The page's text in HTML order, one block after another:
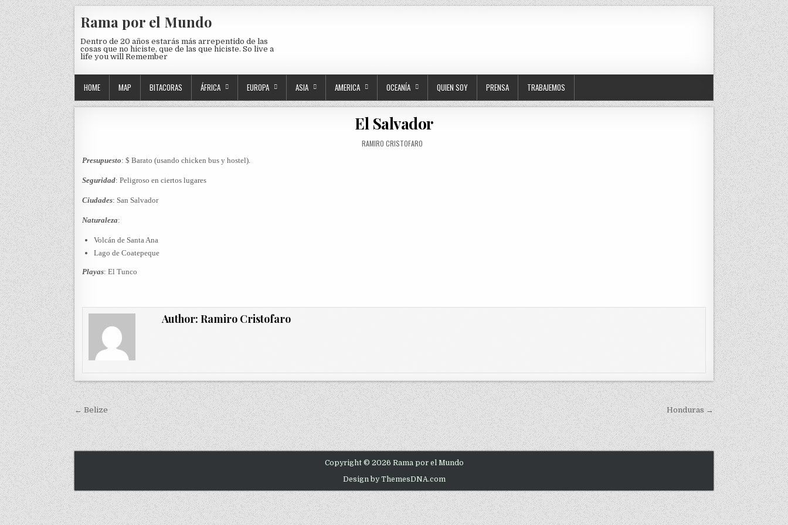
Skip to content
Rama por el Mundo
Dentro de 20 años estarás más arrepentido de las
cosas que no hiciste, que de las que hiciste. So live a
life you will Remember
HOME MAP BITACORAS ÁFRICA EUROPA ASIA AMERICA OCEANÍA QUIEN SOY PRENSA TRABAJEMOS
El Salvador
AUTHOR:
RAMIRO CRISTOFARO
Presupuesto: $ Barato (usando chicken bus y hostel).
Seguridad: Peligroso en ciertos lugares
Ciudades: San Salvador
Naturaleza:
Volcán de Santa Ana
Lago de Coatepeque
Playas: El Tunco
Author:Ramiro Cristofaro
Navegación de entradas
← Belize Honduras →
Copyright © 2026 Rama por el Mundo
Design by ThemesDNA.com